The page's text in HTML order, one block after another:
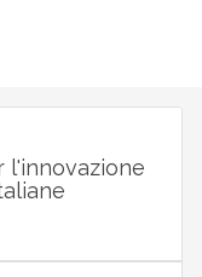
l'innovazione